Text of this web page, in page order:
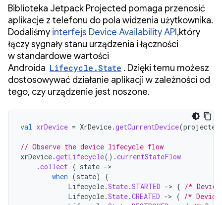
Biblioteka Jetpack Projected pomaga przenosić
aplikacje z telefonu do pola widzenia użytkownika.
Dodaliśmy interfejs Device Availability API ,który
łączy sygnały stanu urządzenia i łączności
w standardowe wartości
Androida Lifecycle.State . Dzięki temu możesz
dostosowywać działanie aplikacji w zależności od
tego, czy urządzenie jest noszone.
val xrDevice = XrDevice.getCurrentDevice(
// Observe the device lifecycle flow
xrDevice.getLifecycle().currentStateFlow
.collect { state -
when (state)
{
Lifecycle.State.STARTED -> { /*
Lifecycle.State.CREATED -> { /*